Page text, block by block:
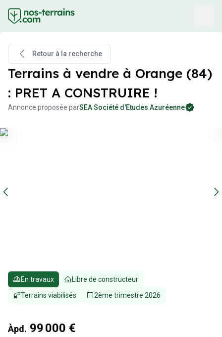
Retour à la recherche
Terrains à vendre à Orange (84)
: PRET A CONSTRUIRE !
Annonce proposée parSEA Société d'Etudes Azuréenne
En travaux
Libre de constructeur
Terrains viabilisés
2ème trimestre 2026
Àpd. 99 000 €